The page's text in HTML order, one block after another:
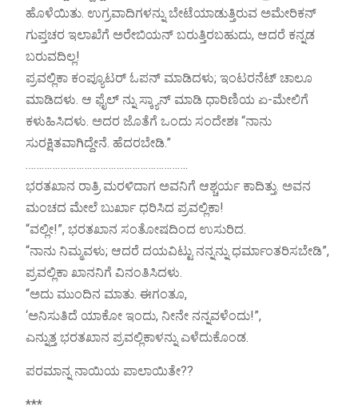
ಹೊಳೆಯಿತು. ಉಗ್ರವಾದಿಗಳನ್ನು ಬೇಟೆಯಾಡುತ್ತಿರುವ ಅಮೇರಿಕನ್
ಗುಪ್ತಚರ ಇಲಾಖೆಗೆ ಅರೇಬಿಯನ್ ಬರುತ್ತಿರಬಹುದು, ಆದರೆ ಕನ್ನಡ
ಬರುವದಿಲ್ಲ!
ಪ್ರವಲ್ಲಿಕಾ ಕಂಪ್ಯೂಟರ್ ಓಪನ್ ಮಾಡಿದಳು; ಇಂಟರನೆಟ್ ಚಾಲೂ
ಮಾಡಿದಳು. ಆ ಫೈಲ್ ನ್ನು ಸ್ಕ್ಯಾನ್ ಮಾಡಿ ಧಾರಿಣಿಯ ಏ-ಮೇಲಿಗೆ
ಕಳುಹಿಸಿದಳು. ಅದರ ಜೊತೆಗೆ ಒಂದು ಸಂದೇಶಃ “ನಾನು
ಸುರಕ್ಷಿತವಾಗಿದ್ದೇನೆ. ಹೆದರಬೇಡಿ.”
…………………………………………………….
ಭರತಖಾನ ರಾತ್ರಿ ಮರಳಿದಾಗ ಅವನಿಗೆ ಆಶ್ಚರ್ಯ ಕಾದಿತ್ತು. ಅವನ
ಮಂಚದ ಮೇಲೆ ಬುರ್ಖಾ ಧರಿಸಿದ ಪ್ರವಲ್ಲಿಕಾ!
“ವಲ್ಲೀ!”, ಭರತಖಾನ ಸಂತೋಷದಿಂದ ಉಸುರಿದ.
“ನಾನು ನಿಮ್ಮವಳು; ಆದರೆ ದಯವಿಟ್ಟು ನನ್ನನ್ನು ಧರ್ಮಾಂತರಿಸಬೇಡಿ”,
ಪ್ರವಲ್ಲಿಕಾ ಖಾನನಿಗೆ ವಿನಂತಿಸಿದಳು.
“ಅದು ಮುಂದಿನ ಮಾತು. ಈಗಂತೂ,
‘ಅನಿಸುತಿದೆ ಯಾಕೋ ಇಂದು, ನೀನೇ ನನ್ನವಳೆಂದು!”,
ಎನ್ನುತ್ತ ಭರತಖಾನ ಪ್ರವಲ್ಲಿಕಾಳನ್ನು ಎಳೆದುಕೊಂಡ.
ಪರಮಾನ್ನ ನಾಯಿಯ ಪಾಲಾಯಿತೇ??
***